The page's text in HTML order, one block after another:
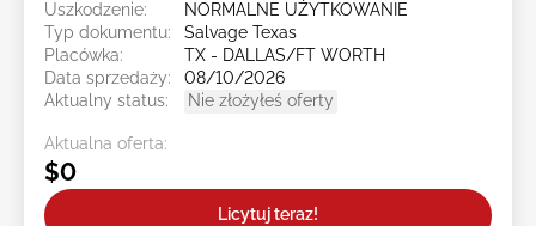
Uszkodzenie:
NORMALNE UŻYTKOWANIE
Typ dokumentu:
Salvage Texas
Placówka:
TX - DALLAS/FT WORTH
Data sprzedaży:
08/10/2026
Aktualny status:
Nie złożyłeś oferty
Aktualna oferta:
$0
Licytuj teraz!